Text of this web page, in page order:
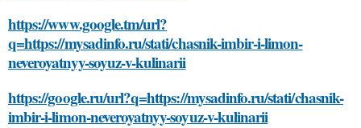
https://www.google.tm/url?
q=https://mysadinfo.ru/stati/chasnik-imbir-i-limon-
neveroyatnyy-soyuz-v-kulinarii
https://google.ru/url?q=https://mysadinfo.ru/stati/chasnik-
imbir-i-limon-neveroyatnyy-soyuz-v-kulinarii